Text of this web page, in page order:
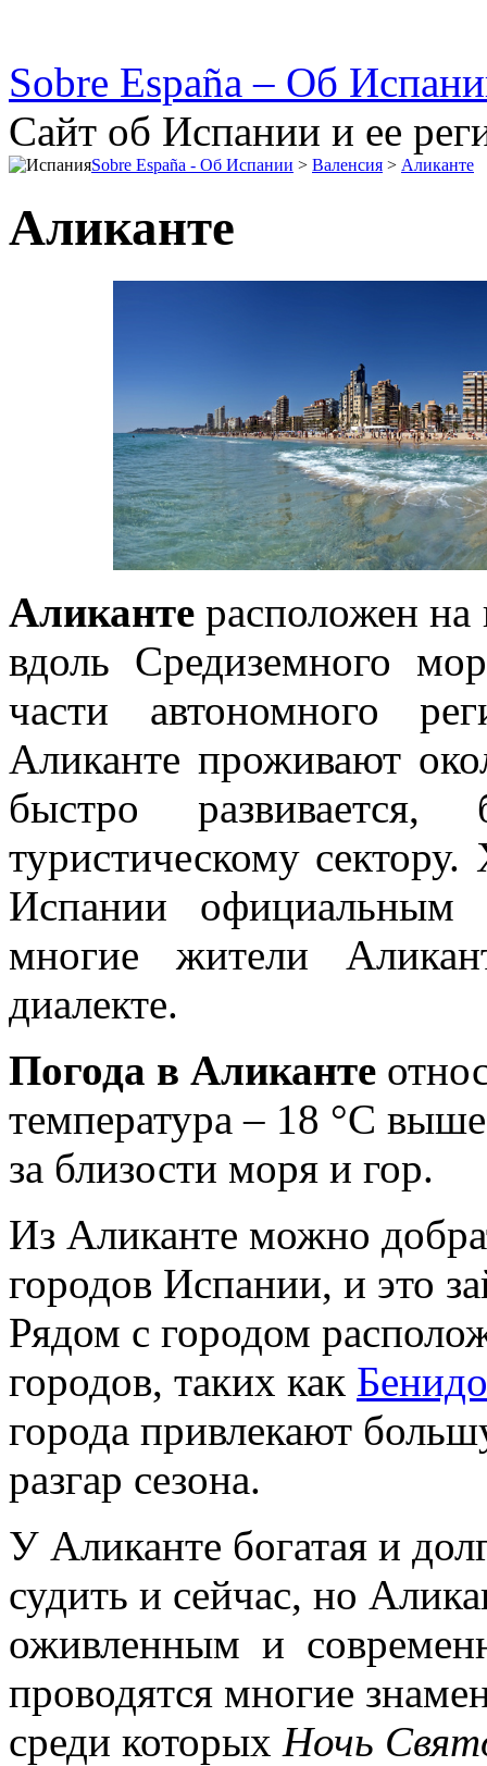
Sobre España – Об
Сайт об Испании и ее
Sobre España - Об Испании > Валенсия > Аликанте
Аликанте
Аликанте расположен
вдоль Средиземного
части автономного
Аликанте проживают
быстро развивается,
туристическому
Испании официальным
многие жители
диалекте.
Погода в Аликанте
температура – 18 °С
за близости моря и гор.
Из Аликанте можно
городов Испании, и это
Рядом с городом
городов, таких как
города привлекают
разгар сезона.
У Аликанте богатая и
судить и сейчас, но
оживленным и
проводятся многие
среди которых Ночь